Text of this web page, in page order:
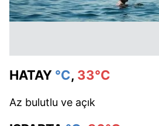
HATAY °C, 33°C
Az bulutlu ve açık